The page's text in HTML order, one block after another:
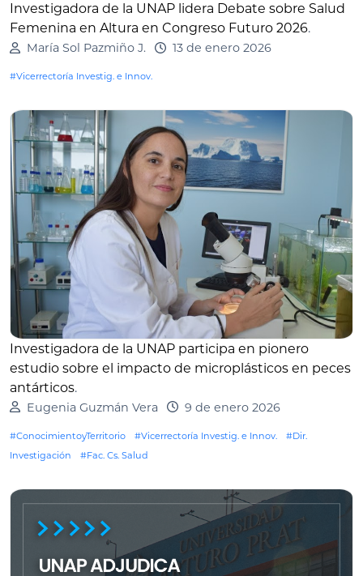
Investigadora de la UNAP lidera Debate sobre Salud
Femenina en Altura en Congreso Futuro 2026.
María Sol Pazmiño J. 13 de enero 2026
#Vicerrectoría Investig. e Innov.
Investigadora de la UNAP participa en pionero
estudio sobre el impacto de microplásticos en peces
antárticos.
Eugenia Guzmán Vera 9 de enero 2026
#ConocimientoyTerritorio #Vicerrectoría Investig. e Innov.
#Dir.
Investigación
#Fac. Cs. Salud